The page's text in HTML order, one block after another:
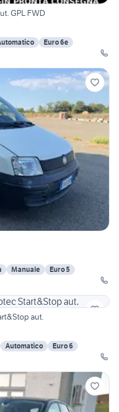
GPL FWD
Euro 6e
Manuale
Euro 5
aut.
Automatico
Euro 6